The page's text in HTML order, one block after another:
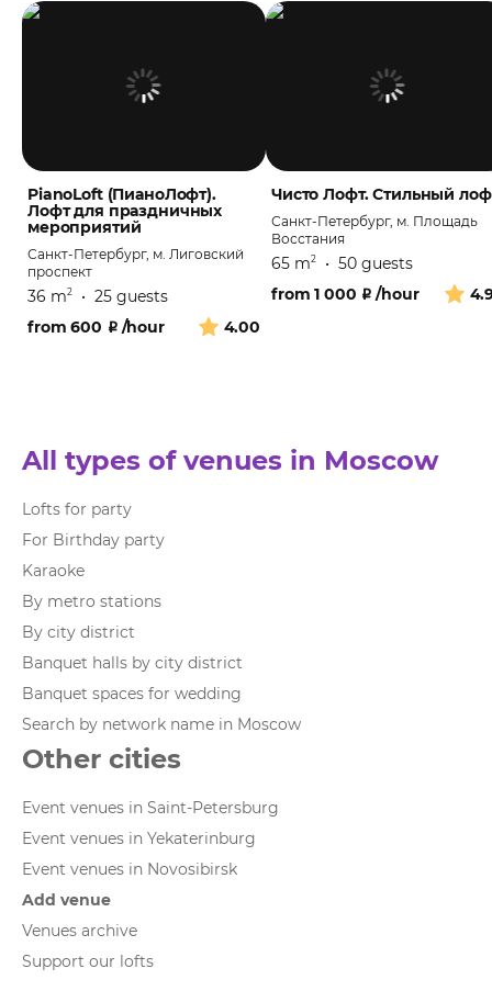
PianoLoft (ПианоЛофт).
Лофт для праздничных
мероприятий
Санкт-Петербург, м. Лиговский
проспект
36 m2 • 25 guests
4.00
from600 ₽ /hour
Чисто Лофт. Стильный
Санкт-Петербург, м. Площадь
Восстания
65 m2 • 50 guests
from1 000 ₽ /hour
All types of venues in Moscow
Lofts for party
For Birthday party
Karaoke
By metro stations
By city district
Banquet halls by city district
Banquet spaces for wedding
Search by network name in Moscow
Other cities
Event venues in Saint-Petersburg
Event venues in Yekaterinburg
Event venues in Novosibirsk
Add venue
Venues archive
Support our lofts